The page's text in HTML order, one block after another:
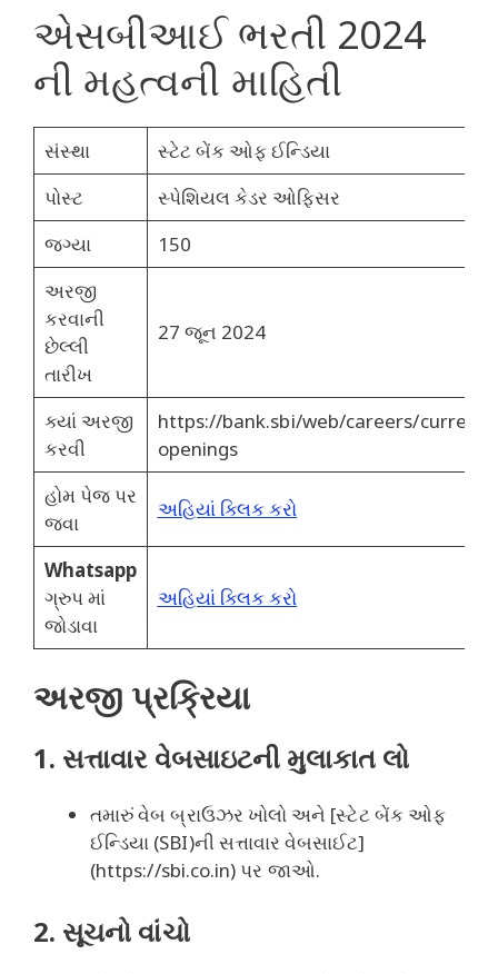
એસબીઆઈ ભરતી 2024
ની મહત્વની માહિતી
સંસ્થા
સ્ટેટ બેંક ઓફ ઈન્ડિયા
પોસ્ટ
સ્પેશિયલ કેડર ઓફિસર
જગ્યા
150
અરજી
કરવાની
છેલ્લી
તારીખ
27 જૂન 2024
ક્યાં અરજી
કરવી
https://bank.sbi/web/careers/current-
openings
હોમ પેજ પર
જવા
અહિયાં ક્લિક કરો
Whatsapp
ગ્રુપ માં
જોડાવા
અહિયાં ક્લિક કરો
અરજી પ્રક્રિયા
1. સત્તાવાર વેબસાઇટની મુલાકાત લો
તમારું વેબ બ્રાઉઝર ખોલો અને [સ્ટેટ બેંક ઓફ
ઈન્ડિયા (SBI)ની સત્તાવાર વેબસાઈટ]
(https://sbi.co.in) પર જાઓ.
2. સૂચનો વાંચો